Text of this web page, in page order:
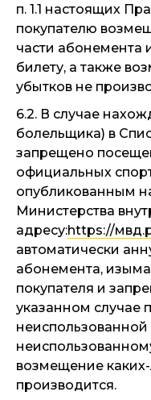
п. 1.1 настоящих
покупателю
части абонемента
билету, а также
убытков не
6.2. В случае
болельщика) в
запрещено
официальных
опубликованным
Министерства
адресу:https://
автоматически
абонемента,
покупателя и
указанном случае
возмещение
производится.